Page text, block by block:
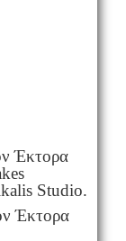
Έκτορα
Studio.
Έκτορα